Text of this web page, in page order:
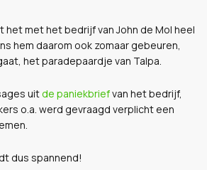
het met het bedrijf van John de Mol heel
hem daarom ook zomaar gebeuren,
het paradepaardje van Talpa.
uitde paniekbriefvan het bedrijf,
o.a. werd gevraagd verplicht een
dus spannend!